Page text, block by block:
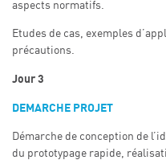
aspects normatifs.
Etudes de cas, exemples
précautions.
Jour 3
DEMARCHE PROJET
Démarche de conception de
du prototypage rapide,